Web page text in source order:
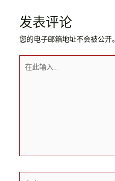
发表评论
您的电子邮箱地址不会被公开。